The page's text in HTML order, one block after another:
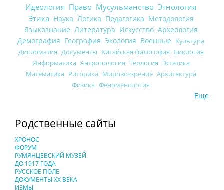
Идеология Право Мусульманство Этнология
Этика Наука Логика Педагогика Методология
Языкознание Литература Искусство Археология
Демография География Экология Военные Культура
Дипломатия Документы Китайская философия Биология
Информатика Антропология Теология Эстетика
Математика Риторика Мировоззрение Архитектура
Физика Феноменология
Еще
Родственные сайты
ХРОНОС
ФОРУМ
РУМЯНЦЕВСКИЙ МУЗЕЙ
ДО 1917 ГОДА
РУССКОЕ ПОЛЕ
ДОКУМЕНТЫ XX ВЕКА
ИЗМЫ